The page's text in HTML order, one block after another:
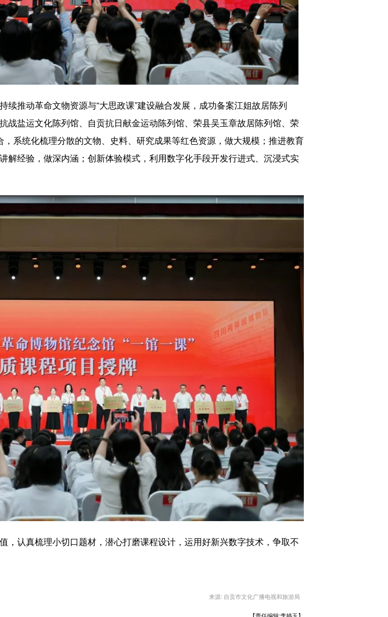
续推动革命文物资源与“大思政课”建设融合发展，成功备案江姐故居陈列
战盐运文化陈列馆、自贡抗日献金运动陈列馆、荣县吴玉章故居陈列馆、荣
系统化梳理分散的文物、史料、研究成果等红色资源，做大规模；推进教育
解经验，做深内涵；创新体验模式，利用数字化手段开发行进式、沉浸式实
，认真梳理小切口题材，潜心打磨课程设计，运用好新兴数字技术，争取不
来源: 自贡市文化广播电视和旅游局
【责任编辑:李婷玉】